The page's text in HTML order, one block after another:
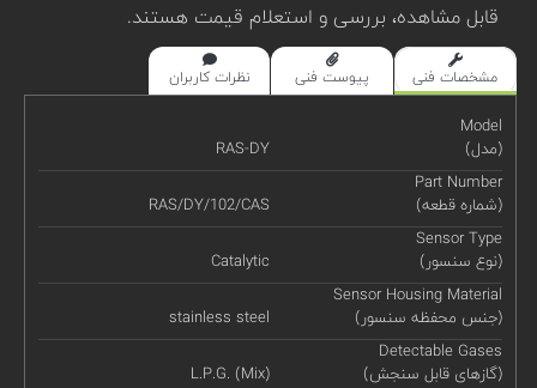
قابل مشاهده، بررسی و استعلام قیمت هستند.
مشخصات فنی پیوست فنی نظرات کاربران
Model
(مدل)
RAS-DY
Part Number
(شماره قطعه)
RAS/DY/102/CAS
Sensor Type
(نوع سنسور)
Catalytic
Sensor Housing Material
(جنس محفظه سنسور)
stainless steel
Detectable Gases
(گازهای قابل سنجش)
L.P.G. (Mix)